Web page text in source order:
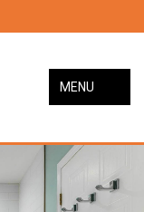
MENU